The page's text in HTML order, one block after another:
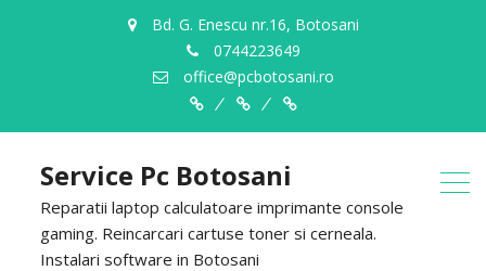
Bd. G. Enescu nr.16, Botosani
0744223649
office@pcbotosani.ro
Despre
Noi
ServiciiContact
Service Pc Botosani
Reparatii laptop calculatoare imprimante console
gaming. Reincarcari cartuse toner si cerneala.
Instalari software in Botosani